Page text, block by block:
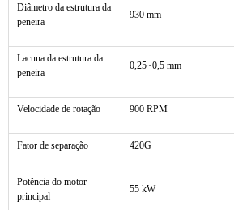
Diâmetro da estrutura da
peneira
930 mm
Lacuna da estrutura da
peneira
0,25~0,5 mm
Velocidade de rotação 900 RPM
Fator de separação 420G
Potência do motor
principal
55 kW